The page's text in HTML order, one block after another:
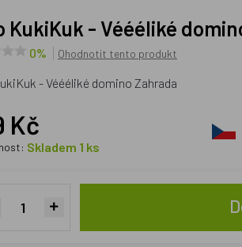
KukiKuk - Véééliké
0% Ohodnotit tento produkt
- Véééliké domino Zahrada
Kč
Skladem 1 ks